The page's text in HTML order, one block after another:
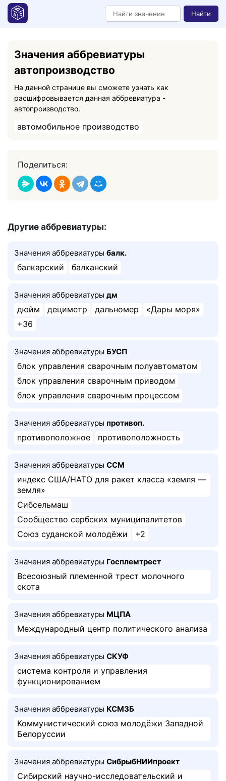
Найти
Значения аббревиатуры
автопроизводство
На данной странице вы сможете узнать как
расшифровывается данная аббревиатура -
автопроизводство.
автомобильное производство
Поделиться:
Другие аббревиатуры:
Значения аббревиатуры балк.
балкарский балканский
Значения аббревиатуры дм
дюйм дециметр дальномер
«Дары моря»
+36
Значения аббревиатуры БУСП
блок управления сварочным полуавтоматом
блок управления сварочным приводом
блок управления сварочным процессом
Значения аббревиатуры противоп.
противоположное противоположность
Значения аббревиатуры ССМ
индекс США/НАТО для ракет класса «земля —
земля»
Сибсельмаш
Сообщество сербских муниципалитетов
Союз суданской молодёжи
+2
Значения аббревиатуры Госплемтрест
Всесоюзный племенной трест молочного
скота
Значения аббревиатуры МЦПА
Международный центр политического анализа
Значения аббревиатуры СКУФ
система контроля и управления
функционированием
Значения аббревиатуры КСМЗБ
Коммунистический союз молодёжи Западной
Белоруссии
Значения аббревиатуры СибрыбНИИпроект
Сибирский научно-исследовательский и